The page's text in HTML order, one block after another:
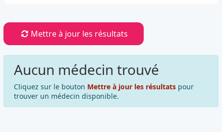
Mettre à jour les résultats
Aucun médecin trouvé
Cliquez sur le bouton Mettre à jour les résultats pour
trouver un médecin disponible.